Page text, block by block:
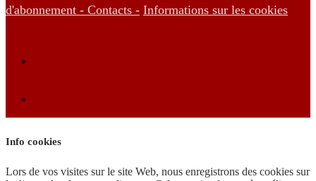
d'abonnement - Contacts - Informations sur les cookies
Info cookies
Lors de vos visites sur le site Web, nous enregistrons des cookies sur